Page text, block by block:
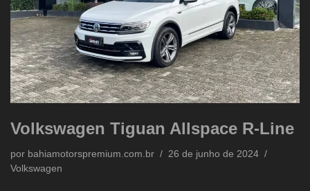
Volkswagen Tiguan Allspace R-Line
por bahiamotorspremium.com.br
26 de junho de 2024
Volkswagen